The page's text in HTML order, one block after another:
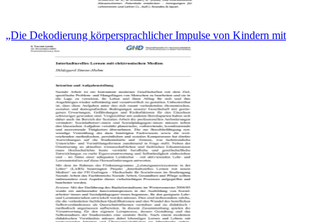
„Die Dekodierung körpersprachlicher Impulse von Kindern mit